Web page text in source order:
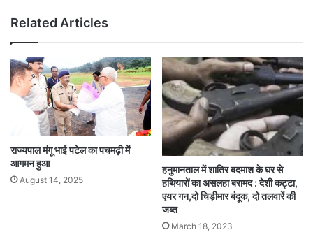
Related Articles
राज्यपाल मंगू भाई पटेल का पचमढ़ी में
आगमन हुआ
August 14, 2025
हनुमानताल में शातिर बदमाश के घर से
हथियारों का असलहा बरामद : देशी कट्टा,
एयर गन,दो चिड़ीमार बंदूक, दो तलवारें की
जब्त
March 18, 2023